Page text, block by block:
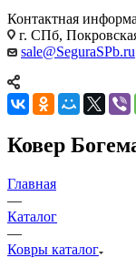
Контактная
г. СПб,
sale@SeguraSPb.ru
Ковер
Главная
—
Каталог
—
Ковры каталог